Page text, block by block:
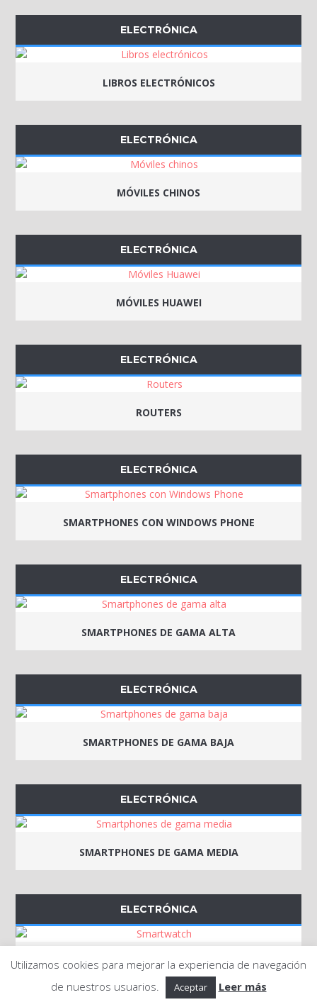
ELECTRÓNICA
LIBROS ELECTRÓNICOS
ELECTRÓNICA
MÓVILES CHINOS
ELECTRÓNICA
MÓVILES HUAWEI
ELECTRÓNICA
ROUTERS
ELECTRÓNICA
SMARTPHONES CON WINDOWS PHONE
ELECTRÓNICA
SMARTPHONES DE GAMA ALTA
ELECTRÓNICA
SMARTPHONES DE GAMA BAJA
ELECTRÓNICA
SMARTPHONES DE GAMA MEDIA
ELECTRÓNICA
SMARTWATCH
Utilizamos cookies para mejorar la experiencia de navegación
de nuestros usuarios.
Aceptar Leer más